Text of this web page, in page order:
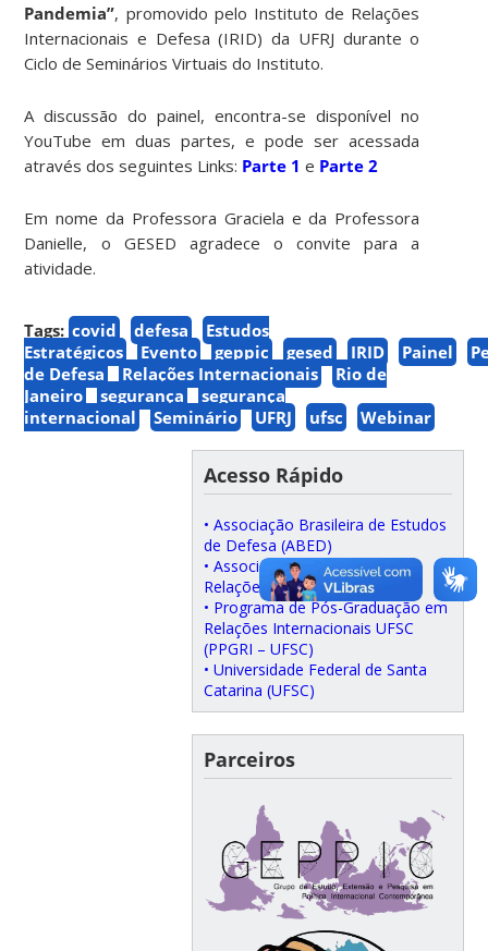
Pandemia”, promovido pelo Instituto de Relações
Internacionais e Defesa (IRID) da UFRJ durante o
Ciclo de Seminários Virtuais do Instituto.
A discussão do painel, encontra-se disponível no
YouTube em duas partes, e pode ser acessada
através dos seguintes Links: Parte 1e Parte 2
Em nome da Professora Graciela e da Professora
Danielle, o GESED agradece o convite para a
atividade.
Tags: covid defesa
Estudos
Estratégicos
Evento geppic gesed IRID Painel
de Defesa
Relações Internacionais
Rio de
Janeiro
segurança
segurança
internacional
Seminário UFRJ ufsc Webinar
Acesso Rápido
• Associação Brasileira de Estudos
de Defesa (ABED)
• Associação Brasileira de
Relações Internacionais (ABRI)
• Programa de Pós-Graduação em
Relações Internacionais UFSC
(PPGRI – UFSC)
• Universidade Federal de Santa
Catarina (UFSC)
Parceiros